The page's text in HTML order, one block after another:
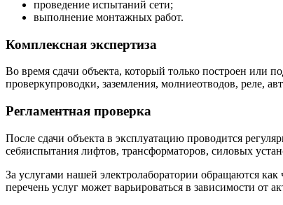
проведение испытаний сети;
выполнение монтажных работ.
Комплексная экспертиза
Во время сдачи объекта, который только построен или
проверкупроводки, заземления, молниеотводов, реле,
Регламентная проверка
После сдачи объекта в эксплуатацию проводится
себяиспытания лифтов, трансформаторов, силовых
За услугами нашей электролаборатории обращаются
перечень услуг может варьироваться в зависимости от